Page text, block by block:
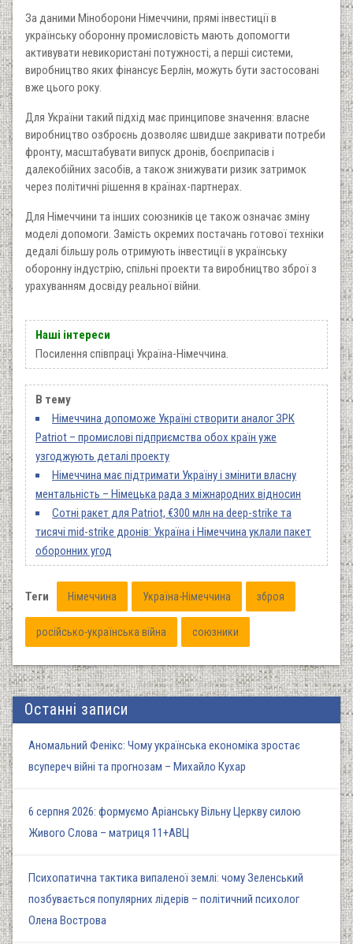
За даними Міноборони Німеччини, прямі інвестиції в
українську оборонну промисловість мають допомогти
активувати невикористані потужності, а перші системи,
виробництво яких фінансує Берлін, можуть бути застосовані
вже цього року.
Для України такий підхід має принципове значення: власне
виробництво озброєнь дозволяє швидше закривати потреби
фронту, масштабувати випуск дронів, боєприпасів і
далекобійних засобів, а також знижувати ризик затримок
через політичні рішення в країнах-партнерах.
Для Німеччини та інших союзників це також означає зміну
моделі допомоги. Замість окремих постачань готової техніки
дедалі більшу роль отримують інвестиції в українську
оборонну індустрію, спільні проекти та виробництво зброї з
урахуванням досвіду реальної війни.
Наші інтереси
Посилення співпраці Україна-Німеччина.
В тему
Німеччина допоможе Україні створити аналог ЗРК
Patriot – промислові підприємства обох країн уже
узгоджують деталі проекту
Німеччина має підтримати Україну і змінити власну
ментальність – Німецька рада з міжнародних відносин
Сотні ракет для Patriot, €300 млн на deep-strike та
тисячі mid-strike дронів: Україна і Німеччина уклали пакет
оборонних угод
Теги Німеччина Україна-Німеччина зброя
російсько-українська війна союзники
Останні записи
Аномальний Фенікс: Чому українська економіка зростає
всупереч війні та прогнозам – Михайло Кухар
6 серпня 2026: формуємо Аріанську Вільну Церкву силою
Живого Слова – матриця 11+АВЦ
Психопатична тактика випаленої землі: чому Зеленський
позбувається популярних лідерів – політичний психолог
Олена Вострова